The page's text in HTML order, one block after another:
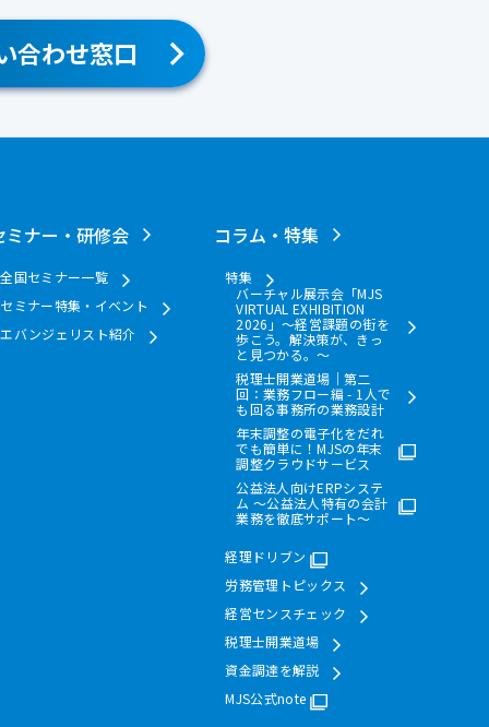
合わせ窓口
ミナー・研修会
全国セミナー一覧
セミナー特集・イベント
エバンジェリスト紹介
コラム・特集
特集
バーチャル展示会「MJS
VIRTUAL EXHIBITION
2026」～経営課題の街を
歩こう。解決策が、きっ
と見つかる。～
税理士開業道場｜第二
回：業務フロー編 - 1人で
も回る事務所の業務設計
年末調整の電子化をだれ
でも簡単に！MJSの年末
調整クラウドサービス
公益法人向けERPシステ
ム ～公益法人特有の会計
業務を徹底サポート～
経理ドリブン
労務管理トピックス
経営センスチェック
税理士開業道場
資金調達を解説
MJS公式note